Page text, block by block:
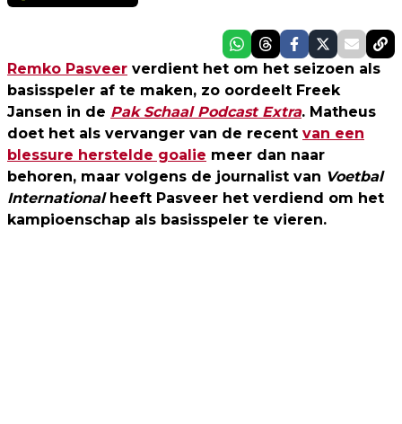
Remko Pasveer verdient het om het seizoen als
basisspeler af te maken, zo oordeelt Freek
Jansen in de Pak Schaal Podcast Extra. Matheus
doet het als vervanger van de recent van een
blessure herstelde goalie meer dan naar
behoren, maar volgens de journalist van Voetbal
Internationalheeft Pasveer het verdiend om het
kampioenschap als basisspeler te vieren.